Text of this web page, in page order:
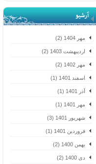
آرشیو
مهر 1404 (2)
اردیبهشت 1403 (2)
مهر 1402 (2)
اسفند 1401 (1)
آذر 1401 (1)
مهر 1401 (1)
شهریور 1401 (3)
فروردین 1401 (1)
بهمن 1400 (2)
دی 1400 (2)